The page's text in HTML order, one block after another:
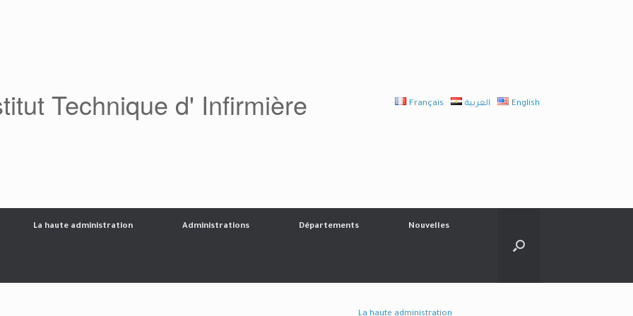
Technique d' Infirmière Français العربية English
La haute administration Administrations Départements Nouvelles